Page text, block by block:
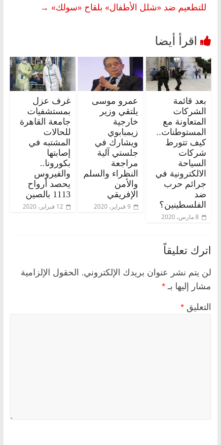
للتطعيم ضد «شلل الأطفال» بلقاح «سولك» →
بعد قائمة
الشركات
المتعاونة مع
المستوطنات..
كيف تتورط
شركات
السياحة
الالكترونية في
جرائم حرب
ضد
الفلسطينين؟
8 مارس، 2020
عمرو موسى
يلتقي وزير
خارجية
زيمبابوي
ويشارك في
جلستي آلية
مراجعة
النظراء والسلم
والأمن
الإفريقي
9 فبراير، 2020
غرف عزل
بمستشفيات
جامعة القاهرة
للحالات
المشتبه في
إصابتها
بكورونا..
والفيروس
يحصد أرواح
1113 بالصين
12 فبراير، 2020
اترك تعليقاً
لن يتم نشر عنوان بريدك الإلكتروني. الحقول الإلزامية
مشار إليها بـ *
التعليق *